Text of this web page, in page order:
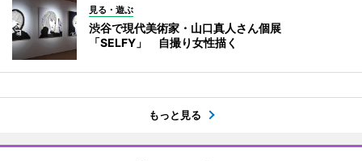
見る・遊ぶ
渋谷で現代美術家・山口真人さん個展
「SELFY」 自撮り女性描く
もっと見る